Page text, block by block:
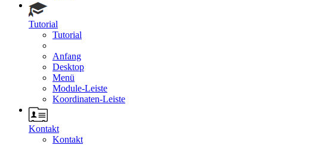
Tutorial
Tutorial
Anfang
Desktop
Menü
Module-Leiste
Koordinaten-Leiste
Kontakt
Kontakt